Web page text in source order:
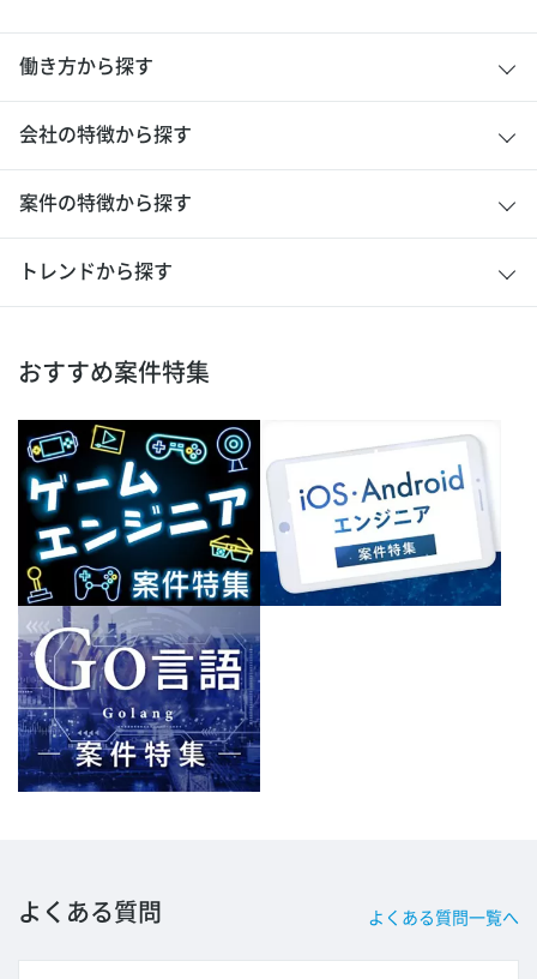
働き方から探す
会社の特徴から探す
案件の特徴から探す
トレンドから探す
おすすめ案件特集
よくある質問 よくある質問一覧へ